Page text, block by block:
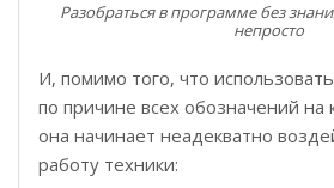
Разобраться в программе без
непросто
И, помимо того, что
по причине всех обозначений на
она начинает неадекватно
работу техники: